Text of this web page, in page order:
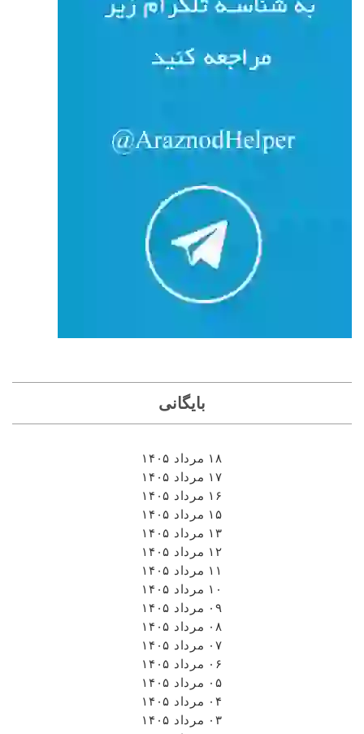
بایگانی
۱۸ مرداد ۱۴۰۵
۱۷ مرداد ۱۴۰۵
۱۶ مرداد ۱۴۰۵
۱۵ مرداد ۱۴۰۵
۱۳ مرداد ۱۴۰۵
۱۲ مرداد ۱۴۰۵
۱۱ مرداد ۱۴۰۵
۱۰ مرداد ۱۴۰۵
۰۹ مرداد ۱۴۰۵
۰۸ مرداد ۱۴۰۵
۰۷ مرداد ۱۴۰۵
۰۶ مرداد ۱۴۰۵
۰۵ مرداد ۱۴۰۵
۰۴ مرداد ۱۴۰۵
۰۳ مرداد ۱۴۰۵